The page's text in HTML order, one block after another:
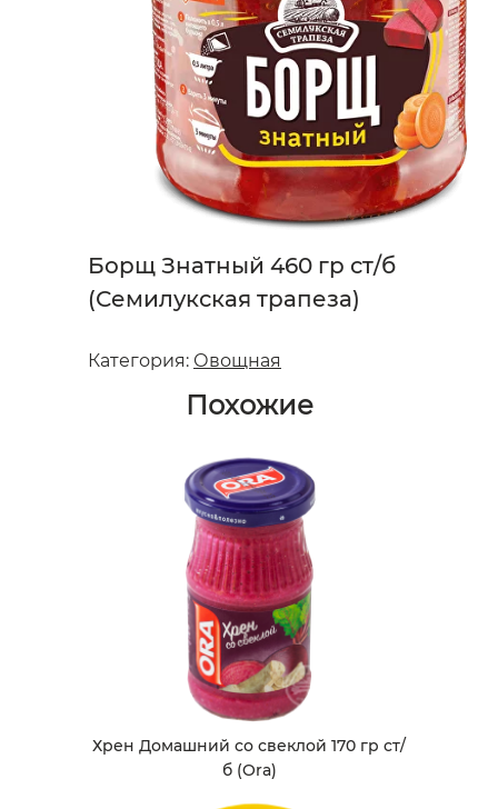
Борщ Знатный 460 гр ст/б
(Семилукская трапеза)
Категория: Овощная
Похожие
Хрен Домашний со свеклой 170 гр ст/
б (Ora)